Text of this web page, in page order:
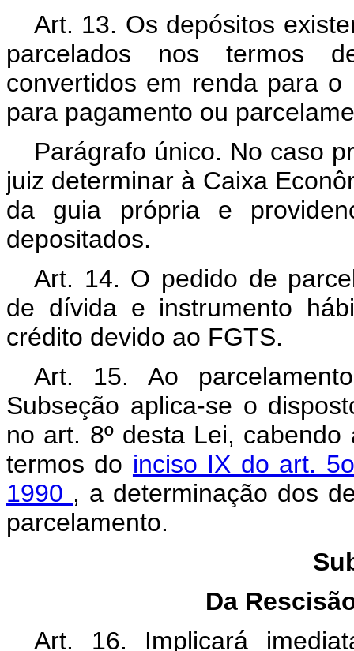
Art. 13. Os depósitos
parcelados nos termos
convertidos em renda para
para pagamento ou
Parágrafo único. No caso
juiz determinar à Caixa
da guia própria e
depositados.
Art. 14. O pedido de
de dívida e instrumento
crédito devido ao FGTS.
Art. 15. Ao
Subseção aplica-se o
no art. 8º desta Lei,
termos do inciso IX do art.
1990 , a determinação dos
parcelamento.
Da
Art. 16. Implicará